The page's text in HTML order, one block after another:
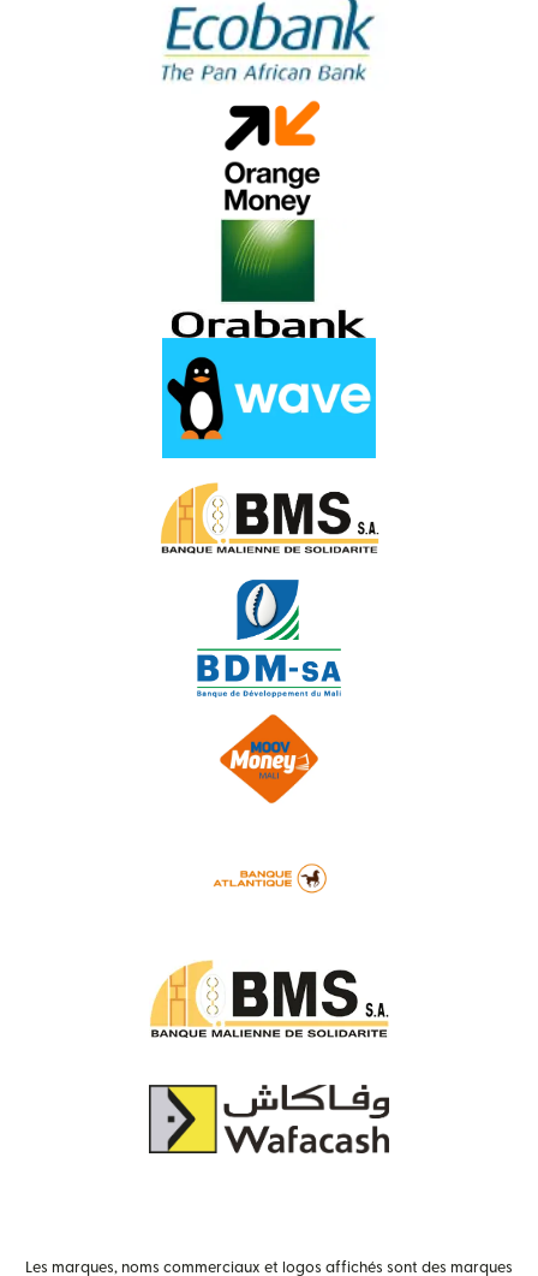
Les marques, noms commerciaux et logos affichés sont des marques